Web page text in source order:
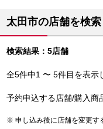
太田市の店舗を検
検索結果：5店舗
全5件中1 〜 5件目を表示
予約申込する店舗/購入商
申し込み後に店舗を変更す